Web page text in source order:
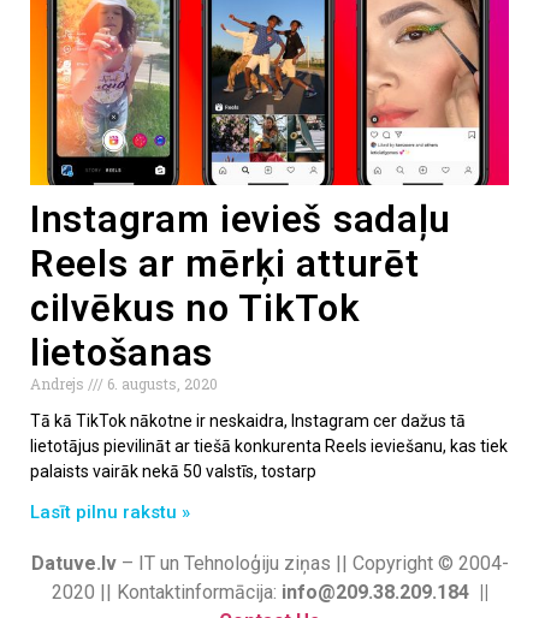
Instagram ievieš sadaļu
Reels ar mērķi atturēt
cilvēkus no TikTok
lietošanas
Andrejs
6. augusts, 2020
Tā kā TikTok nākotne ir neskaidra, Instagram cer dažus tā
lietotājus pievilināt ar tiešā konkurenta Reels ieviešanu, kas tiek
palaists vairāk nekā 50 valstīs, tostarp
Lasīt pilnu rakstu »
Datuve.lv– IT un Tehnoloģiju ziņas || Copyright © 2004-
2020 || Kontaktinformācija: info@209.38.209.184 ||